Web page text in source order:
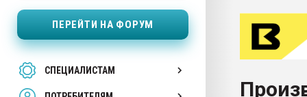
ПЕРЕЙТИ НА ФОРУМ
СПЕЦИАЛИСТАМ
Продам отходы
поликарбоната и АБС-
Armaloy PC/ABS-1IM
26.07.2022 "Сибирский